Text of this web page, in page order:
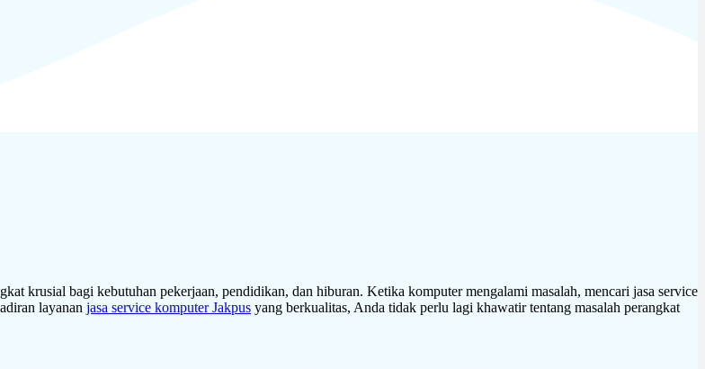
krusial bagi kebutuhan pekerjaan, pendidikan, dan hiburan. Ketika komputer mengalami masalah, mencari jasa service
layanan jasa service komputer Jakpus yang berkualitas, Anda tidak perlu lagi khawatir tentang masalah perangkat